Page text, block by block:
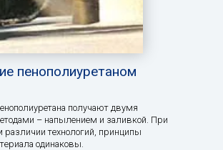
пенополиуретаном
получают двумя
– напылением и заливкой. При
различии технологий, принципы
одинаковы.